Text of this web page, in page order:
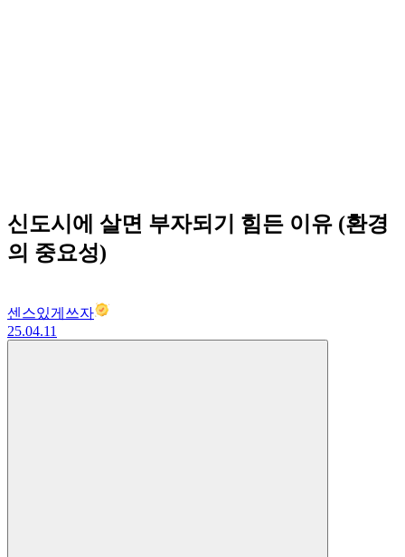
신도시에 살면 부자되기 힘든 이유 (환경
의 중요성)
센스있게쓰자
25.04.11